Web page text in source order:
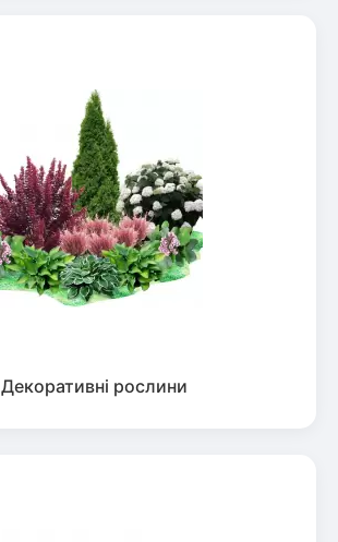
Декоративні рослини